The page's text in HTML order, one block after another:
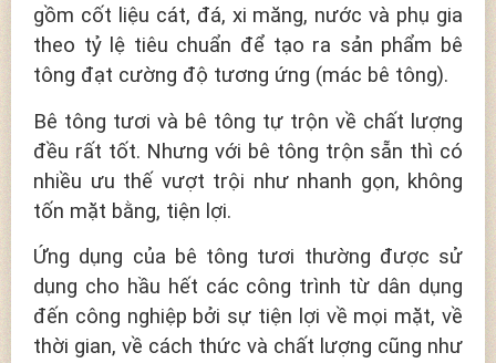
gồm cốt liệu cát, đá, xi măng, nước và phụ gia
theo tỷ lệ tiêu chuẩn để tạo ra sản phẩm bê
tông đạt cường độ tương ứng (mác bê tông).
Bê tông tươi và bê tông tự trộn về chất lượng
đều rất tốt. Nhưng với bê tông trộn sẵn thì có
nhiều ưu thế vượt trội như nhanh gọn, không
tốn mặt bằng, tiện lợi.
Ứng dụng của bê tông tươi thường được sử
dụng cho hầu hết các công trình từ dân dụng
đến công nghiệp bởi sự tiện lợi về mọi mặt, về
thời gian, về cách thức và chất lượng cũng như